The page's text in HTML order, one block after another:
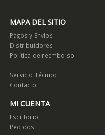
MAPA DEL SITIO
Pagos y Envíos
Distribuidores
Política de reembolso
Servicio Técnico
Contacto
MI CUENTA
Escritorio
Pedidos